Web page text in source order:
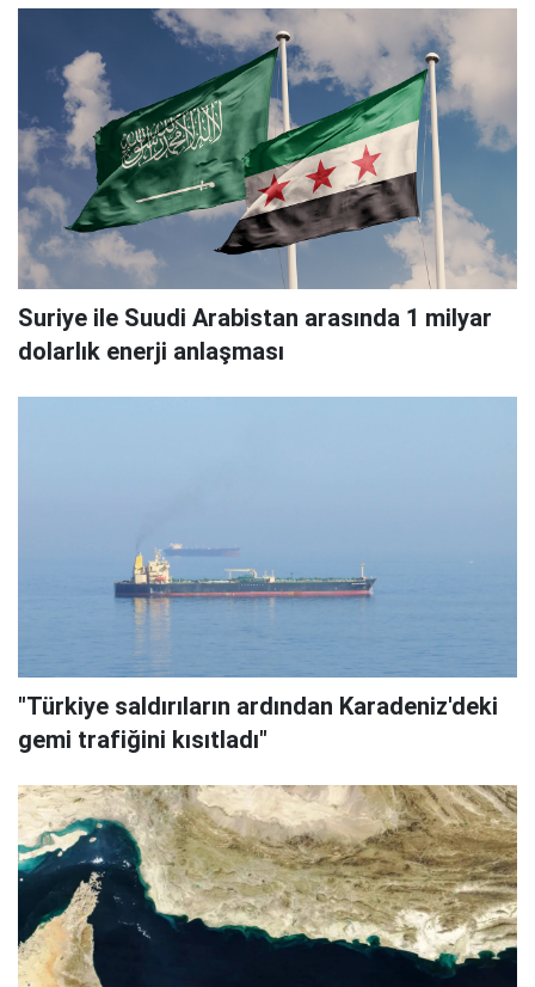
Suriye ile Suudi Arabistan arasında 1 milyar
dolarlık enerji anlaşması
"Türkiye saldırıların ardından Karadeniz'deki
gemi trafiğini kısıtladı"